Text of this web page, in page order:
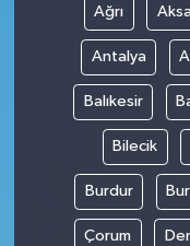
Ağrı
Antalya
Balıkesir
Bilecik
Burdur
Çorum